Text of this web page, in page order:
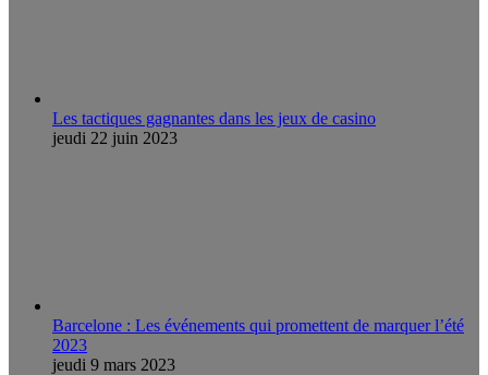
Les tactiques gagnantes dans les jeux de casino
jeudi 22 juin 2023
Barcelone : Les événements qui promettent de marquer l’été
2023
jeudi 9 mars 2023